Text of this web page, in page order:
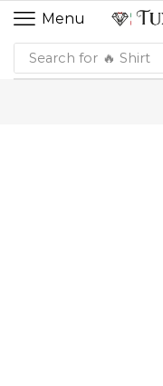
Menu
Search for 🔥 Shirt